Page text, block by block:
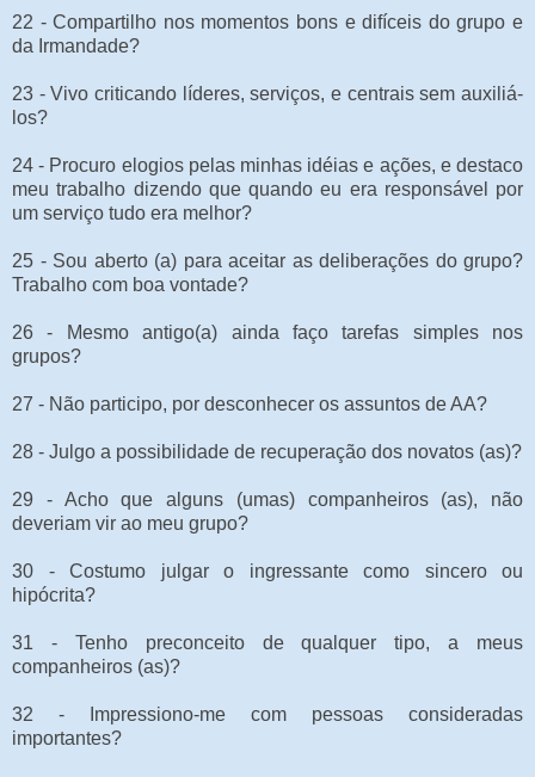
22 - Compartilho nos momentos bons e difíceis do grupo e
da Irmandade?
23 - Vivo criticando líderes, serviços, e centrais sem auxiliá-
los?
24 - Procuro elogios pelas minhas idéias e ações, e destaco
meu trabalho dizendo que quando eu era responsável por
um serviço tudo era melhor?
25 - Sou aberto (a) para aceitar as deliberações do grupo?
Trabalho com boa vontade?
26 - Mesmo antigo(a) ainda faço tarefas simples nos
grupos?
27 - Não participo, por desconhecer os assuntos de AA?
28 - Julgo a possibilidade de recuperação dos novatos (as)?
29 - Acho que alguns (umas) companheiros (as), não
deveriam vir ao meu grupo?
30 - Costumo julgar o ingressante como sincero ou
hipócrita?
31 - Tenho preconceito de qualquer tipo, a meus
companheiros (as)?
32 - Impressiono-me com pessoas consideradas
importantes?